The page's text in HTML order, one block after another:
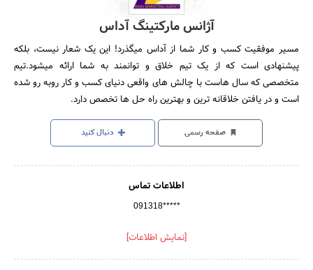
آژانس مارکتینگ آداس
مسیر موفقیت کسب و کار شما از آداس میگذرد! این یک شعار نیست، بلکه
پیشنهادی است که از یک تیم خلاق و توانمند به شما ارائه میشود.تیم
متخصصی که سال هاست با چالش های واقعی دنیای کسب و کار روبه رو شده
است و در یافتن خلاقانه ترین و بهترین راه حل ها تخصص دارد.
صفحه رسمی دنبال کنید
اطلاعات تماس
091318*****
[نمایش اطلاعات]